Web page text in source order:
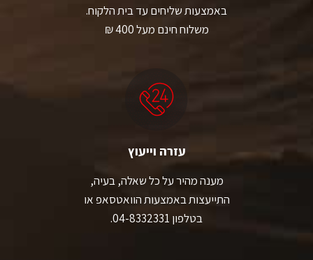
באמצעות שליחים עד בית הלקוח.
משלוח חינם מעל 400 ₪
עזרה וייעוץ
מענה מהיר על כל שאלה, בעיה,
התייעצות באמצעות הוואטסאפ או
בטלפון 04-8332331.